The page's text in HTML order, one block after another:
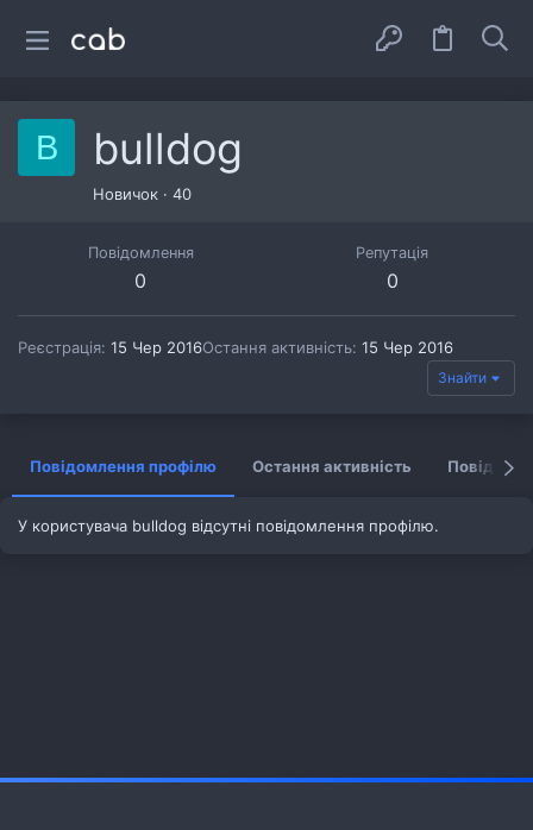
B bulldog
Новичок · 40
Повідомлення
0
Репутація
0
Реєстрація 15 Чер 2016Остання активність 15 Чер 2016
Знайти
Повідомлення профілю Остання активність
У користувача bulldog відсутні повідомлення профілю.